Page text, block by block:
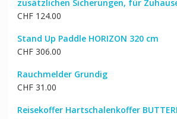
zusätzlichen Sicherungen, für
CHF124.00
Stand Up Paddle HORIZON 320 cm
CHF306.00
Rauchmelder Grundig
CHF31.00
Reisekoffer Hartschalenkoffer